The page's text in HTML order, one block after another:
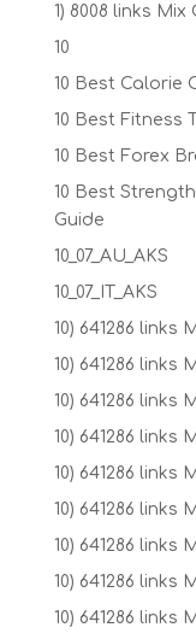
1) 8008 links
10
10 Best Calorie
10 Best Fitness
10 Best Forex
10 Best
Guide
10_07_AU_AKS
10_07_IT_AKS
10) 641286 links
10) 641286 links
10) 641286 links
10) 641286 links
10) 641286 links
10) 641286 links
10) 641286 links
10) 641286 links
10) 641286 links